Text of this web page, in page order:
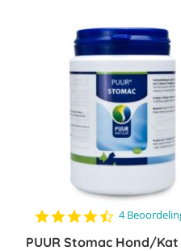
4.5
rating
4
PUUR Stomac Hond/Kat